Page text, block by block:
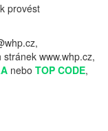
provést
www.whp.cz,
nebo TOP CODE,